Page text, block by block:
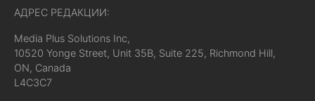
АДРЕС РЕДАКЦИИ:
Media Plus Solutions Inc,
10520 Yonge Street, Unit 35B, Suite 225, Richmond Hill,
ON, Canada
L4C3C7